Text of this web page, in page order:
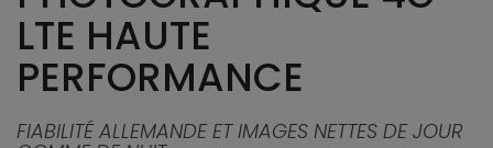
LTE HAUTE
PERFORMANCE
FIABILITÉ ALLEMANDE ET IMAGES NETTES DE JOUR